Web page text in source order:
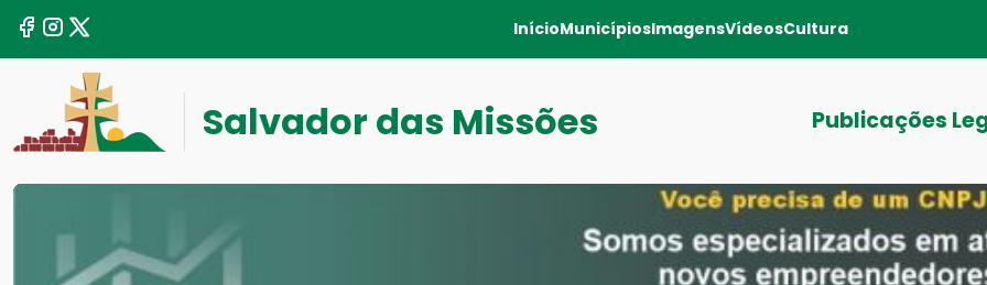
InícioMunicípiosImagensVídeosCultura
Salvador das Missões Publicações